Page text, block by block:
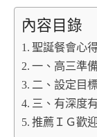
內容目錄
聖誕餐會心
一、高三準
二、設定目
三、有深度
推薦ＩＧ歡